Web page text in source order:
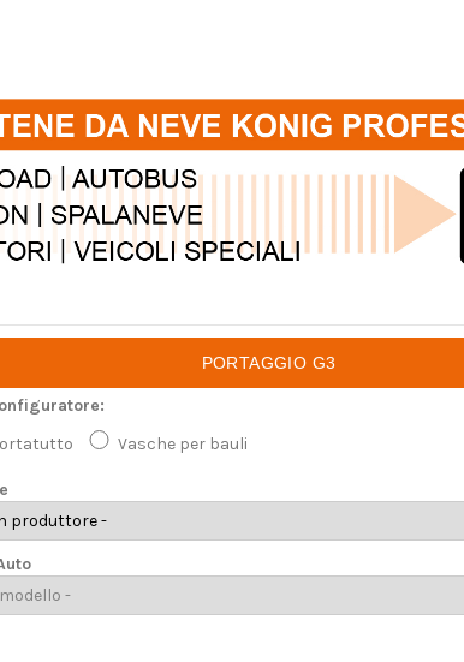
PORTAGGIO G3
Vasche per bauli